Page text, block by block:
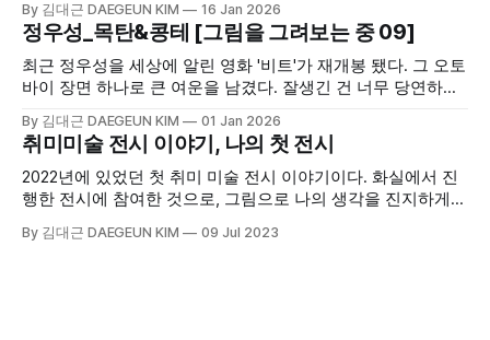
By 김대근 DAEGEUN KIM 16 Jan 2026
정우성_목탄&콩테 [그림을 그려보는 중 09]
최근 정우성을 세상에 알린 영화 '비트'가 재개봉 됐다. 그 오토
바이 장면 하나로 큰 여운을 남겼다. 잘생긴 건 너무 당연하여
By 김대근 DAEGEUN KIM 01 Jan 2026
취미미술 전시 이야기, 나의 첫 전시
2022년에 있었던 첫 취미 미술 전시 이야기이다. 화실에서 진
행한 전시에 참여한 것으로, 그림으로 나의 생각을 진지하게
By 김대근 DAEGEUN KIM 09 Jul 2023